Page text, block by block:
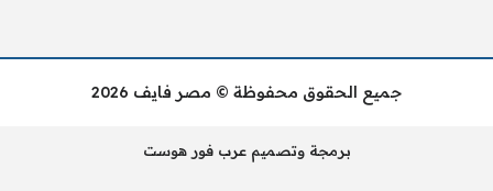
جميع الحقوق محفوظة © مصر فايف 2026
برمجة وتصميم عرب فور هوست